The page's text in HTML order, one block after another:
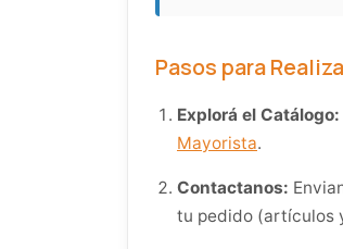
Pasos para
Explorá el Catálogo:
Mayorista.
Contactanos:
tu pedido (artículos